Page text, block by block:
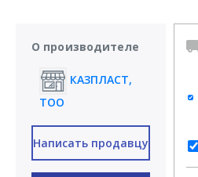
О производителе
КАЗПЛАСТ,
ТОО
Написать продавцу